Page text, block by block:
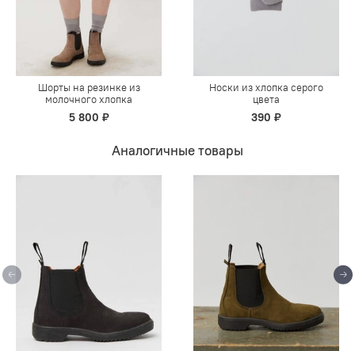
Шорты на резинке из
молочного хлопка
5 800 ₽
Носки из хлопка серого
цвета
390 ₽
Аналогичные товары